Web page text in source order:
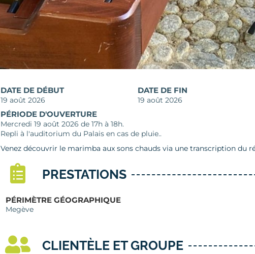
DATE DE DÉBUT
19 août 2026
DATE DE FIN
19 août 2026
PÉRIODE D'OUVERTURE
Mercredi 19 août 2026 de 17h à 18h.
Repli à l'auditorium du Palais en cas de pluie.​.
Venez découvrir le marimba aux sons chauds via une transcription du
PRESTATIONS
PÉRIMÈTRE GÉOGRAPHIQUE
Megève
CLIENTÈLE ET GROUPE